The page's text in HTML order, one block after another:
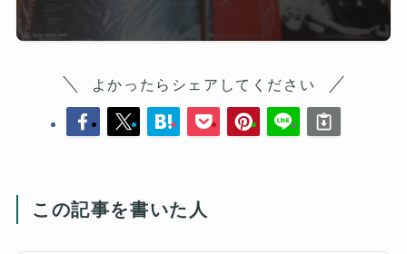
よかったらシェアしてください
この記事を書いた人